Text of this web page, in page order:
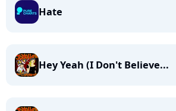
Hate
Hey Yeah (I Don't Believe...